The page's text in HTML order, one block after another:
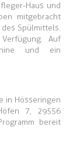
Haus und
mitgebracht
Spülmittels.
Auf
und ein
in Hösseringen
7, 29556
bereit